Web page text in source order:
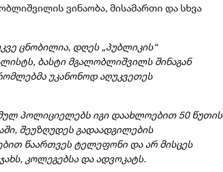
ვინაობა, მისამართი და სხვა
ცნობილია, დღეს „პუბლიკის“
ბასტი მგალობლიშვილს შინაგან
უკანონოდ აღუკვეთეს
პოლიციელებს იგი დაახლოებით 50 წუთის
შეუზღუდეს გადაადგილების
წაართვეს ტელეფონი და არ მისცეს
კოლეგებსა და ადვოკატს.